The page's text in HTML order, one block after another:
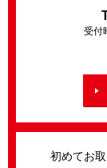
受付
初めてお